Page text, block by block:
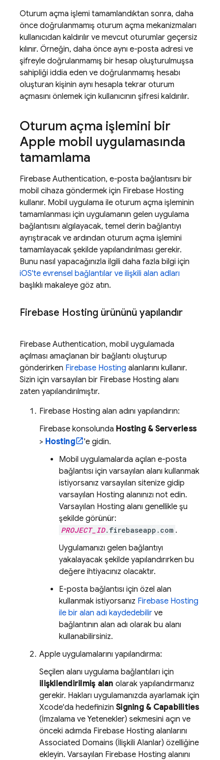
Oturum açma işlemi tamamlandıktan sonra, daha
önce doğrulanmamış oturum açma mekanizmaları
kullanıcıdan kaldırılır ve mevcut oturumlar geçersiz
kılınır. Örneğin, daha önce aynı e-posta adresi ve
şifreyle doğrulanmamış bir hesap oluşturulmuşsa
sahipliği iddia eden ve doğrulanmamış hesabı
oluşturan kişinin aynı hesapla tekrar oturum
açmasını önlemek için kullanıcının şifresi kaldırılır.
Oturum açma işlemini bir
Apple mobil uygulamasında
tamamlama
Firebase Authentication, e-posta bağlantısını bir
mobil cihaza göndermek için Firebase Hosting
kullanır. Mobil uygulama ile oturum açma işleminin
tamamlanması için uygulamanın gelen uygulama
bağlantısını algılayacak, temel derin bağlantıyı
ayrıştıracak ve ardından oturum açma işlemini
tamamlayacak şekilde yapılandırılması gerekir.
Bunu nasıl yapacağınızla ilgili daha fazla bilgi için
iOS'te evrensel bağlantılar ve ilişkili alan adları
başlıklı makaleye göz atın.
Firebase Hosting ürününü yapılandır
Firebase Authentication, mobil uygulamada
açılması amaçlanan bir bağlantı oluşturup
gönderirken Firebase Hosting alanlarını kullanır.
Sizin için varsayılan bir Firebase Hosting alanı
zaten yapılandırılmıştır.
Firebase Hosting alan adını yapılandırın:
Firebase konsolunda Hosting & Serverless
> Hosting
'e gidin.
Mobil uygulamalarda açılan e-posta
bağlantısı için varsayılan alanı kullanmak
istiyorsanız varsayılan sitenize gidip
varsayılan Hosting alanınızı not edin.
Varsayılan Hosting alanı genellikle şu
şekilde görünür:
PROJECT_ID.firebaseapp.com .
Uygulamanızı gelen bağlantıyı
yakalayacak şekilde yapılandırırken bu
değere ihtiyacınız olacaktır.
E-posta bağlantısı için özel alan
kullanmak istiyorsanız Firebase Hosting
ile bir alan adı kaydedebilir ve
bağlantının alan adı olarak bu alanı
kullanabilirsiniz.
Apple uygulamalarını yapılandırma:
Seçilen alanı uygulama bağlantıları için
ilişkilendirilmiş alan olarak yapılandırmanız
gerekir. Hakları uygulamanızda ayarlamak için
Xcode'da hedefinizin Signing & Capabilities
(İmzalama ve Yetenekler) sekmesini açın ve
önceki adımda Firebase Hosting alanlarını
Associated Domains (İlişkili Alanlar) özelliğine
ekleyin. Varsayılan Firebase Hosting alanını